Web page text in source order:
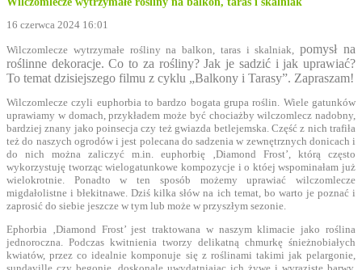
16 czerwca 2024 16:01
Wilczomlecze wytrzymałe rośliny na balkon, taras i skalniak,pomysł na
roślinne dekoracje. Co to za rośliny? Jak je sadzić i jak uprawiać?
To temat dzisiejszego filmu z cyklu „Balkony i Tarasy”. Zapraszam!
Wilczomlecze czyli euphorbia to bardzo bogata grupa roślin. Wiele gatunków
uprawiamy w domach, przykładem może być chociażby wilczomlecz nadobny,
bardziej znany jako poinsecja czy też gwiazda betlejemska. Część z nich trafiła
też do naszych ogrodów i jest polecana do sadzenia w zewnętrznych donicach i
do nich można zaliczyć m.in. euphorbię ‚Diamond Frost’, którą często
wykorzystuję tworząc wielogatunkowe kompozycje i o któej wspominałam już
wielokrotnie. Ponadto w ten sposób możemy uprawiać wilczomlecze
migdałolistne i błekitnawe. Dziś kilka słów na ich temat, bo warto je poznać i
zaprosić do siebie jeszcze w tym lub może w przyszłym sezonie.
Ephorbia ‚Diamond Frost’ jest traktowana w naszym klimacie jako roślina
jednoroczna. Podczas kwitnienia tworzy delikatną chmurkę śnieżnobiałych
kwiatów, przez co idealnie komponuje się z roślinami takimi jak pelargonie,